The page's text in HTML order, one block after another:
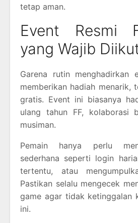
tetap aman.
Event Resmi
yang Wajib
Garena rutin menghadirkan
memberikan hadiah menarik,
gratis. Event ini biasanya
ulang tahun FF, kolaborasi
musiman.
Pemain hanya perlu
sederhana seperti login
tertentu, atau
Pastikan selalu mengecek
game agar tidak ketinggalan
ini.